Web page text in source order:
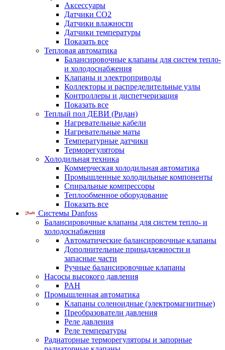
Аксессуары
Датчики CO2
Датчики влажности
Датчики температуры
Показать все
Тепловая автоматика
Балансировочные клапаны для систем тепло-
и холодоснабжения
Клапаны и электроприводы
Коллекторы и распределительные узлы
Контроллеры и диспетчеризация
Показать все
Теплый пол ДЕВИ (Ридан)
Нагревательные кабели
Нагревательные маты
Температурные датчики
Терморегуляторы
Холодильная техника
Коммерческая холодильная автоматика
Промышленные холодильные компоненты
Спиральные компрессоры
Теплообменное оборудование
Показать все
Системы Danfoss
Балансировочные клапаны для систем тепло- и
холодоснабжения
Автоматические балансировочные клапаны
Дополнительные принадлежности и
запасные части
Ручные балансировочные клапаны
Насосы высокого давления
PAH
Промышленная автоматика
Клапаны соленоидные (электромагнитные)
Преобразователи давления
Реле давления
Реле температуры
Радиаторные терморегуляторы и запорные